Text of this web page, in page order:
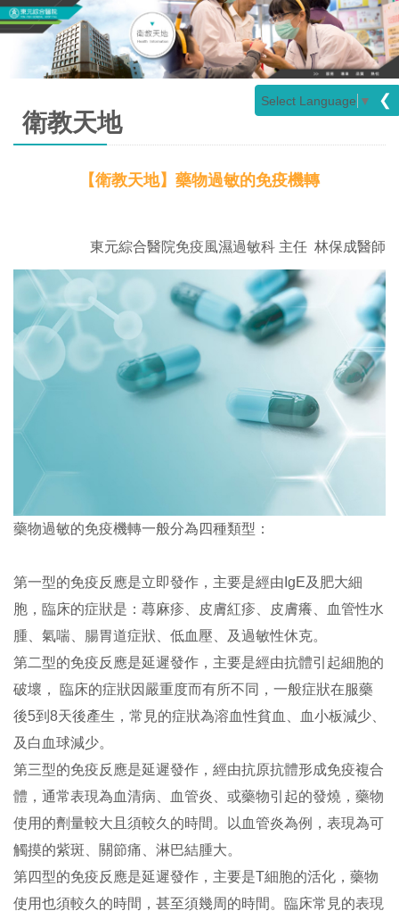
Select Language ▼ ❮
衛教天地
【衛教天地】藥物過敏的免疫機轉
東元綜合醫院免疫風濕過敏科 主任 林保成醫師
藥物過敏的免疫機轉一般分為四種類型：
第一型的免疫反應是立即發作，主要是經由IgE及肥大細
胞，臨床的症狀是：蕁麻疹、皮膚紅疹、皮膚癢、血管性水
腫、氣喘、腸胃道症狀、低血壓、及過敏性休克。
第二型的免疫反應是延遲發作，主要是經由抗體引起細胞的
破壞， 臨床的症狀因嚴重度而有所不同，一般症狀在服藥
後5到8天後產生，常見的症狀為溶血性貧血、血小板減少、
及白血球減少。
第三型的免疫反應是延遲發作，經由抗原抗體形成免疫複合
體，通常表現為血清病、血管炎、或藥物引起的發燒，藥物
使用的劑量較大且須較久的時間。以血管炎為例，表現為可
觸摸的紫斑、關節痛、淋巴結腫大。
第四型的免疫反應是延遲發作，主要是T細胞的活化，藥物
使用也須較久的時間，甚至須幾周的時間。臨床常見的表現